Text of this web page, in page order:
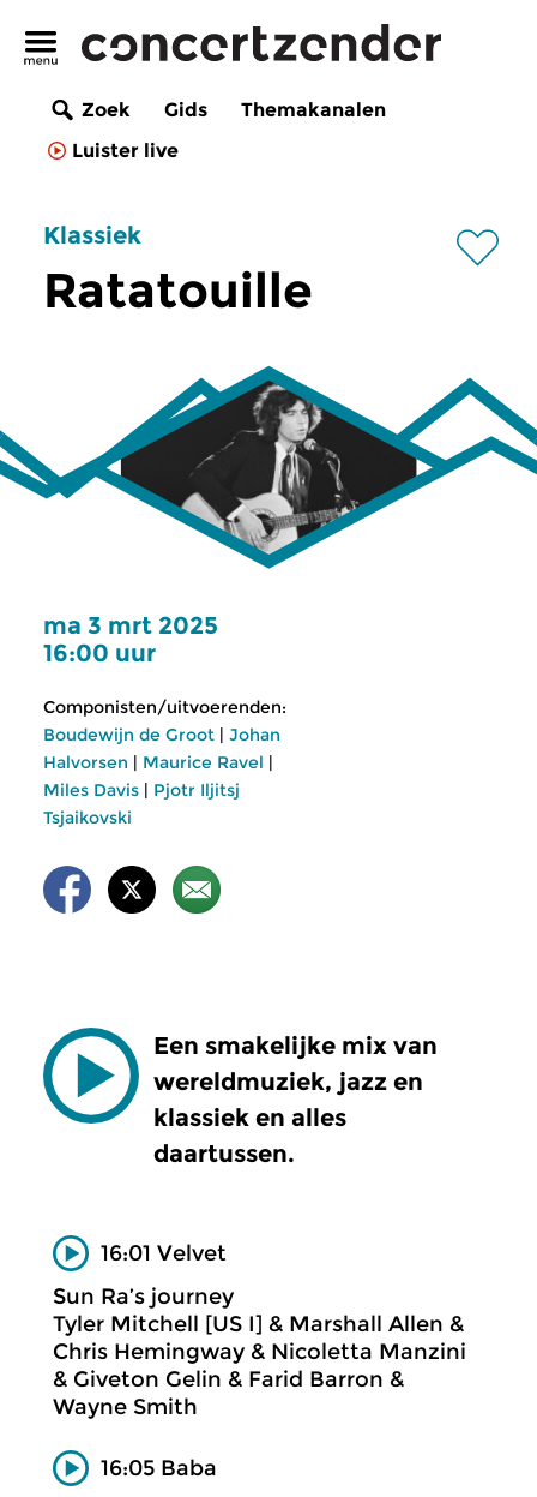
Zoek Gids
Themakanalen
Luister live
Klassiek
Ratatouille
ma 3 mrt 2025
16:00 uur
Componisten/uitvoerenden:
Boudewijn de Groot | Johan
Halvorsen | Maurice Ravel |
Miles Davis | Pjotr Iljitsj
Tsjaikovski
Een smakelijke mix van
wereldmuziek, jazz en
klassiek en alles
daartussen.
16:01 Velvet
Sun Ra’s journey
Tyler Mitchell [US I] & Marshall Allen &
Chris Hemingway & Nicoletta Manzini
& Giveton Gelin & Farid Barron &
Wayne Smith
16:05 Baba